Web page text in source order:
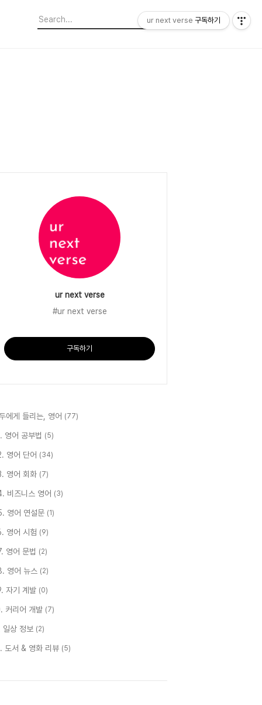
ur next verse
#ur next verse
구독하기
에게 들리는, 영어 (77)
영어 공부법 (5)
영어 단어 (34)
영어 회화 (7)
비즈니스 영어 (3)
영어 연설문 (1)
영어 시험 (9)
영어 문법 (2)
영어 뉴스 (2)
자기 계발 (0)
커리어 개발 (7)
일상 정보 (2)
도서 & 영화 리뷰 (5)
ur next verse 구독하기